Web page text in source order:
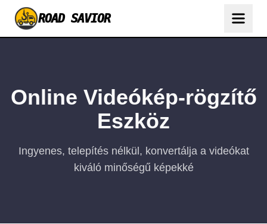
ROAD SAVIOR
Online Videókép-rögzítő
Eszköz
Ingyenes, telepítés nélkül, konvertálja a videókat
kiváló minőségű képekké